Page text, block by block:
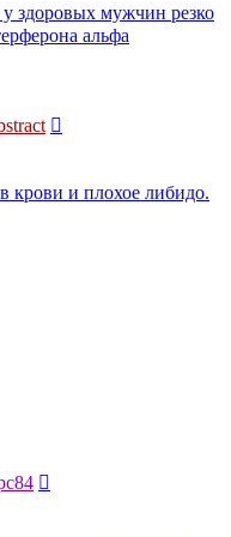
у здоровых мужчин резко
альфа
крови и плохое либидо.